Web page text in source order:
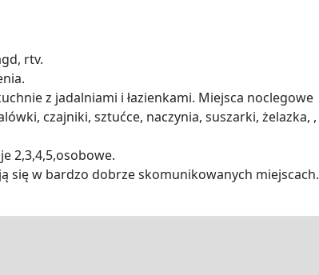
rtv.
z jadalniami i łazienkami. Miejsca noclegowe
czajniki, sztućce, naczynia, suszarki, żelazka, ,
2,3,4,5,osobowe.
się w bardzo dobrze skomunikowanych miejscach.